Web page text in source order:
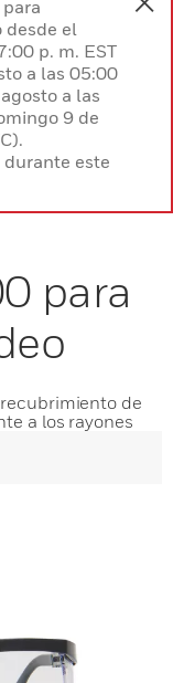
el
p. m. EST
a las 05:00
a las
9 de
este
para
de
a los rayones